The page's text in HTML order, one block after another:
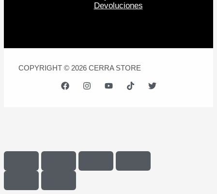
Devoluciones
COPYRIGHT © 2026 CERRA STORE